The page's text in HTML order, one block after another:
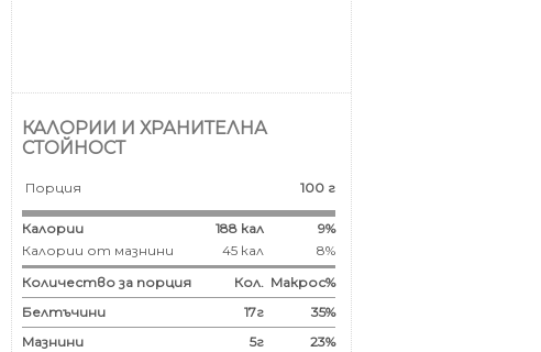
КАЛОРИИ И ХРАНИТЕЛНА
СТОЙНОСТ
Порция 100 г
Калории 188 кал
9%
Калории от мазнини
45 кал
8%
Количество за порция
Кол. Макрос%
Белтъчини
17г
35%
Мазнини
5г
23%